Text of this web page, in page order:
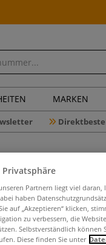
MARKEN
Partnern liegt viel
haben
auf „Akzeptieren“ klicken,
zu verbessern, die
Selbstverständlich können
Diese finden Sie unter